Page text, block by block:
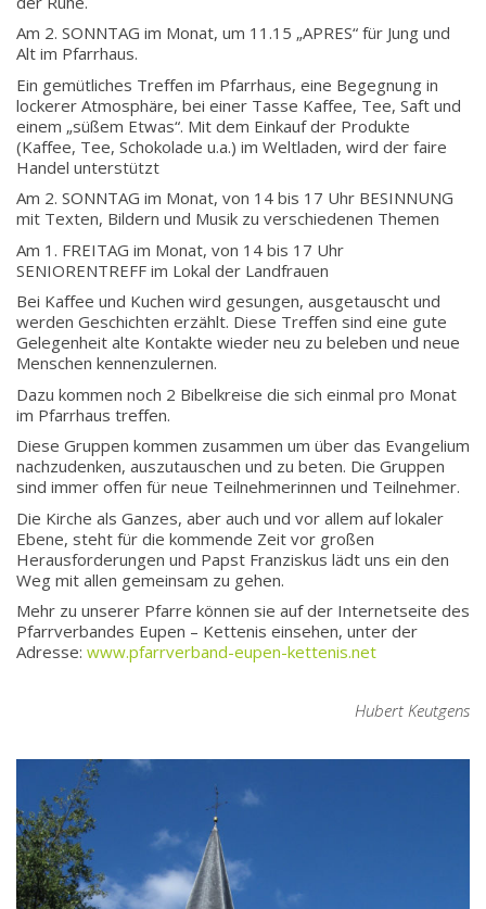
Am 2. SONNTAG im Monat, um 11.15 „APRES“ für Jung und
Alt im Pfarrhaus.
Ein gemütliches Treffen im Pfarrhaus, eine Begegnung in
lockerer Atmosphäre, bei einer Tasse Kaffee, Tee, Saft und
einem „süßem Etwas“. Mit dem Einkauf der Produkte
(Kaffee, Tee, Schokolade u.a.) im Weltladen, wird der faire
Handel unterstützt
Am 2. SONNTAG im Monat, von 14 bis 17 Uhr BESINNUNG
mit Texten, Bildern und Musik zu verschiedenen Themen
Am 1. FREITAG im Monat, von 14 bis 17 Uhr
SENIORENTREFF im Lokal der Landfrauen
Bei Kaffee und Kuchen wird gesungen, ausgetauscht und
werden Geschichten erzählt. Diese Treffen sind eine gute
Gelegenheit alte Kontakte wieder neu zu beleben und neue
Menschen kennenzulernen.
Dazu kommen noch 2 Bibel­kreise die sich einmal pro Monat
im Pfarrhaus treffen.
Diese Gruppen kommen zusammen um über das Evangelium
nachzudenken, auszutauschen und zu beten. Die Gruppen
sind immer offen für neue Teilnehmerinnen und Teilnehmer.
Die Kirche als Ganzes, aber auch und vor allem auf lokaler
Ebene, steht für die kommende Zeit vor großen
Herausforderungen und Papst Franziskus lädt uns ein den
Weg mit allen gemeinsam zu gehen.
Mehr zu unserer Pfarre können sie auf der Internetseite des
Pfarrverbandes Eupen – Kettenis einsehen, unter der
Adresse: www.pfarrverband-eupen-kettenis.net
Hubert Keutgens